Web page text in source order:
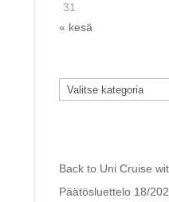
31
« kesä
Kategoriat
Back to Uni Cruise
Päätösluettelo 18/